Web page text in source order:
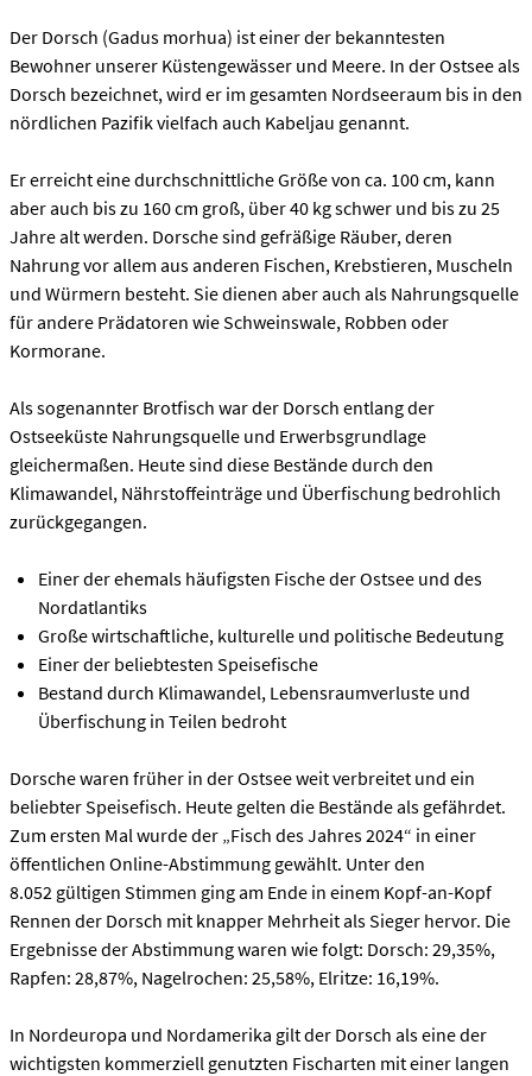
Der Dorsch (Gadus morhua) ist einer der bekanntesten
Bewohner unserer Küstengewässer und Meere. In der Ostsee als
Dorsch bezeichnet, wird er im gesamten Nordseeraum bis in den
nördlichen Pazifik vielfach auch Kabeljau genannt.
Er erreicht eine durchschnittliche Größe von ca. 100 cm, kann
aber auch bis zu 160 cm groß, über 40 kg schwer und bis zu 25
Jahre alt werden. Dorsche sind gefräßige Räuber, deren
Nahrung vor allem aus anderen Fischen, Krebstieren, Muscheln
und Würmern besteht. Sie dienen aber auch als Nahrungsquelle
für andere Prädatoren wie Schweinswale, Robben oder
Kormorane.
Als sogenannter Brotfisch war der Dorsch entlang der
Ostseeküste Nahrungsquelle und Erwerbsgrundlage
gleichermaßen. Heute sind diese Bestände durch den
Klimawandel, Nährstoffeinträge und Überfischung bedrohlich
zurückgegangen.
Einer der ehemals häufigsten Fische der Ostsee und des
Nordatlantiks
Große wirtschaftliche, kulturelle und politische Bedeutung
Einer der beliebtesten Speisefische
Bestand durch Klimawandel, Lebensraumverluste und
Überfischung in Teilen bedroht
Dorsche waren früher in der Ostsee weit verbreitet und ein
beliebter Speisefisch. Heute gelten die Bestände als gefährdet.
Zum ersten Mal wurde der „Fisch des Jahres 2024“ in einer
öffentlichen Online-Abstimmung gewählt. Unter den
8.052 gültigen Stimmen ging am Ende in einem Kopf-an-Kopf
Rennen der Dorsch mit knapper Mehrheit als Sieger hervor. Die
Ergebnisse der Abstimmung waren wie folgt: Dorsch: 29,35%,
Rapfen: 28,87%, Nagelrochen: 25,58%, Elritze: 16,19%.
In Nordeuropa und Nordamerika gilt der Dorsch als eine der
wichtigsten kommerziell genutzten Fischarten mit einer langen